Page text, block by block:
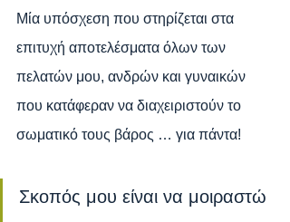
Μία υπόσχεση που στηρίζεται στα
επιτυχή αποτελέσματα όλων των
πελατών μου, ανδρών και γυναικών
που κατάφεραν να διαχειριστούν το
σωματικό τους βάρος … για πάντα!
Σκοπός μου είναι να μοιραστώ